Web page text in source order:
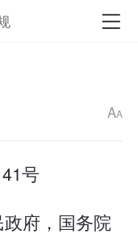
AA
号
府，国务院